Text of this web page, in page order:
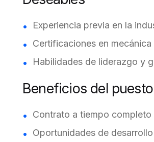
Experiencia previa en la
Certificaciones en
Habilidades de liderazgo y
Beneficios del puesto
Contrato a tiempo
Oportunidades de